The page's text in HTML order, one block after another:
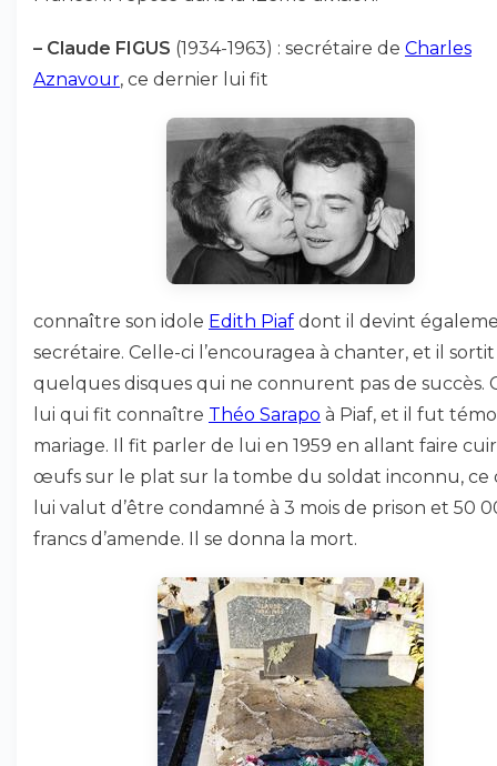
– Claude FIGUS (1934-1963) : secrétaire de Charles
Aznavour, ce dernier lui fit
connaître son idole Edith Piaf dont il devint
secrétaire. Celle-ci l’encouragea à chanter, et il sortit
quelques disques qui ne connurent pas de succès.
lui qui fit connaître Théo Sarapo à Piaf, et il fut
mariage. Il fit parler de lui en 1959 en allant faire
œufs sur le plat sur la tombe du soldat inconnu, ce
lui valut d’être condamné à 3 mois de prison et 50
francs d’amende. Il se donna la mort.